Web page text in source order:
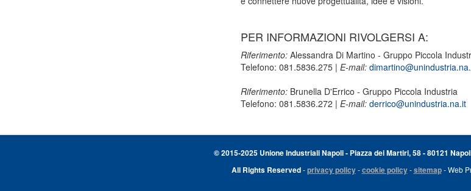
PER INFORMAZIONI RIVOLGERSI A:
Riferimento:Alessandra Di Martino - Gruppo Piccola
Telefono: 081.5836.275 | E-mail:
Riferimento:Brunella D'Errico - Gruppo Piccola Industria
Telefono: 081.5836.272 | E-mail: derrico@unindustria.na.it
© 2015-2025 Unione Industriali Napoli - Piazza dei Martiri, 58 - 80121
All Rights Reserved-privacy policy-cookie policy-sitemap- Web